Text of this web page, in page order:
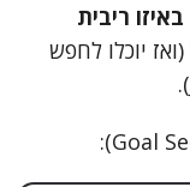
באיזו ריבית
(ואז יוכלו לחפש